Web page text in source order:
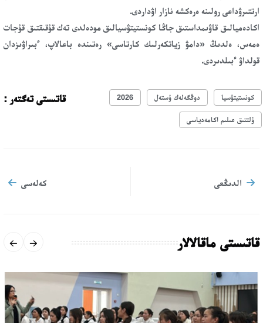
ارتتىرۋداعى رولىنە ەرەكشە نازار اۋداردى.
اكادەميالىق قاۋىمداستىق جاڭا كونستيتۋسيالىق مودەلدى تەك قۇقىقتىق قۇجات
ەمەس، ەلدىڭ «دامۋ زياتكەرلىك كارتاسى» رەتىندە باعالاپ، ءبىراۋىزدان
قولداۋ ءبىلدىردى.
قاتىستى تەگتەر : كونستيتۋسيا دوڭگەلەك ۇستەل 2026
ۇلتتىق عىلىم اكامەدياسى
الدىڭعى كەلەسى
قاتىستى ماقالالار